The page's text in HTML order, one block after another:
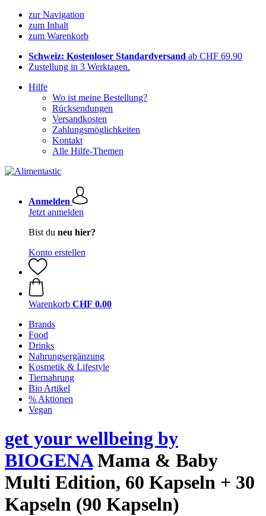
zur Navigation
zum Inhalt
zum Warenkorb
Schweiz: Kostenloser Standardversand ab CHF 69.90
Zustellung in 3 Werktagen.
Hilfe
Wo ist meine Bestellung?
Rücksendungen
Versandkosten
Zahlungsmöglichkeiten
Kontakt
Alle Hilfe-Themen
Anmelden
Jetzt anmelden
Bist du neu hier?
Konto erstellen
Warenkorb CHF 0.00
Brands
Food
Drinks
Nahrungsergänzung
Kosmetik & Lifestyle
Tiernahrung
Bio Artikel
% Aktionen
Vegan
get your wellbeing by
BIOGENAMama & Baby
Multi Edition, 60 Kapseln + 30
Kapseln (90 Kapseln)